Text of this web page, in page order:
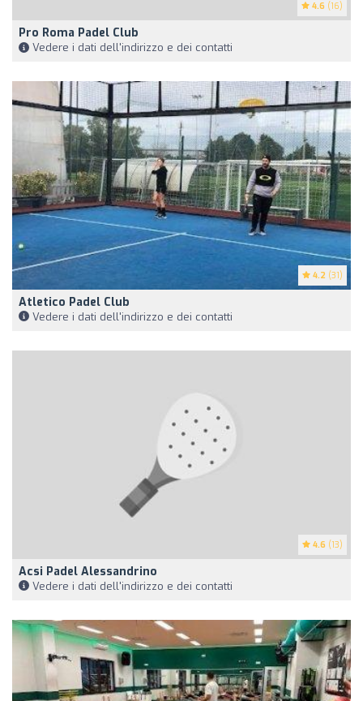
4.6 (16)
Pro Roma Padel Club
Vedere i dati dell'indirizzo e dei contatti
4.2 (31)
Atletico Padel Club
Vedere i dati dell'indirizzo e dei contatti
4.6 (13)
Acsi Padel Alessandrino
Vedere i dati dell'indirizzo e dei contatti